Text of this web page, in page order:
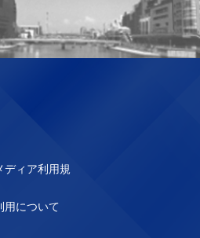
ディア利用規
用について